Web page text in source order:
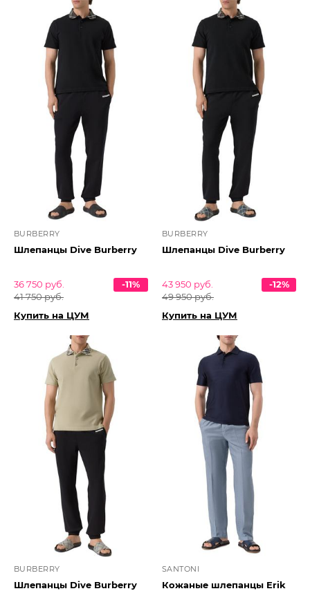
BURBERRY
Шлепанцы Dive Burberry
36 750 руб.
41 750 руб.
-11%
Купить на ЦУМ
BURBERRY
Шлепанцы Dive Burberry
43 950 руб.
49 950 руб.
-12%
Купить на ЦУМ
BURBERRY
Шлепанцы Dive Burberry
SANTONI
Кожаные шлепанцы Erik